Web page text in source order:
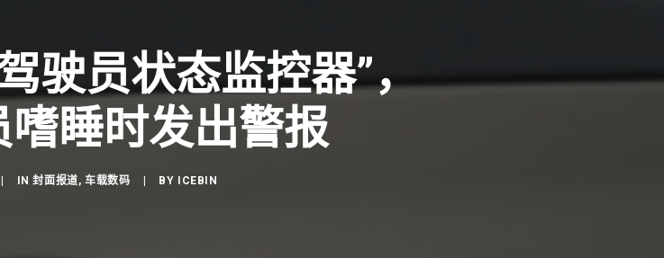
驶员状态监控器”，
睡时发出警报
IN封面报道,车载数码 BY ICEBIN